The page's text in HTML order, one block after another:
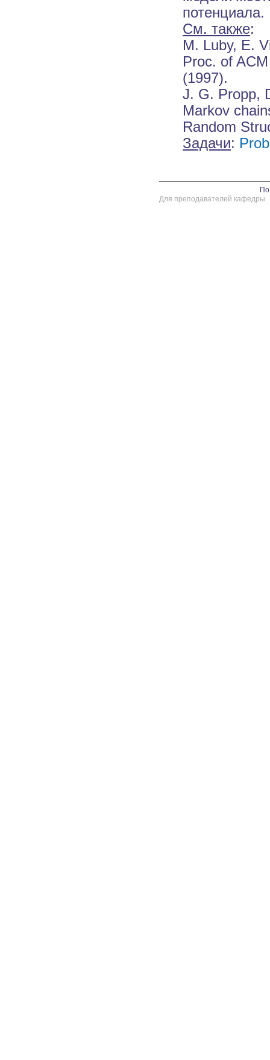
потенциала.
См. также:
M. Luby, E.
Proc. of
(1997).
J. G. Propp,
Markov
Random
Задачи:
По
Для преподавателей кафедры